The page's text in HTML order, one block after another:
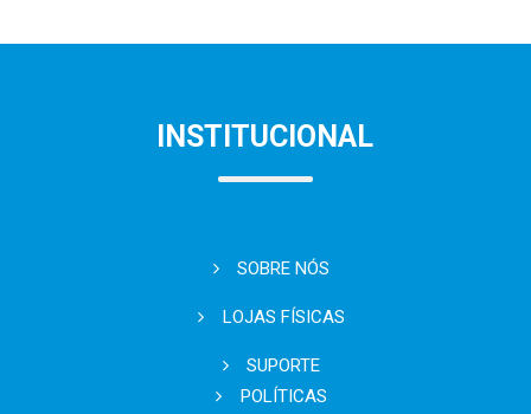
INSTITUCIONAL
SOBRE NÓS
LOJAS FÍSICAS
SUPORTE
POLÍTICAS